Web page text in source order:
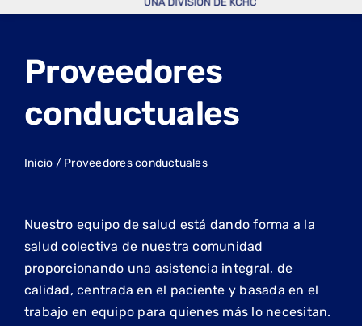
Proveedores
conductuales
Inicio / Proveedores conductuales
Nuestro equipo de salud está dando forma a la
salud colectiva de nuestra comunidad
proporcionando una asistencia integral, de
calidad, centrada en el paciente y basada en el
trabajo en equipo para quienes más lo necesitan.